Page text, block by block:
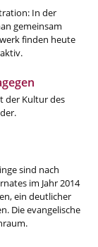
2017In der
gemeinsam
finden heute
der Kultur des
sind nach
im Jahr 2014
ein deutlicher
Die evangelische